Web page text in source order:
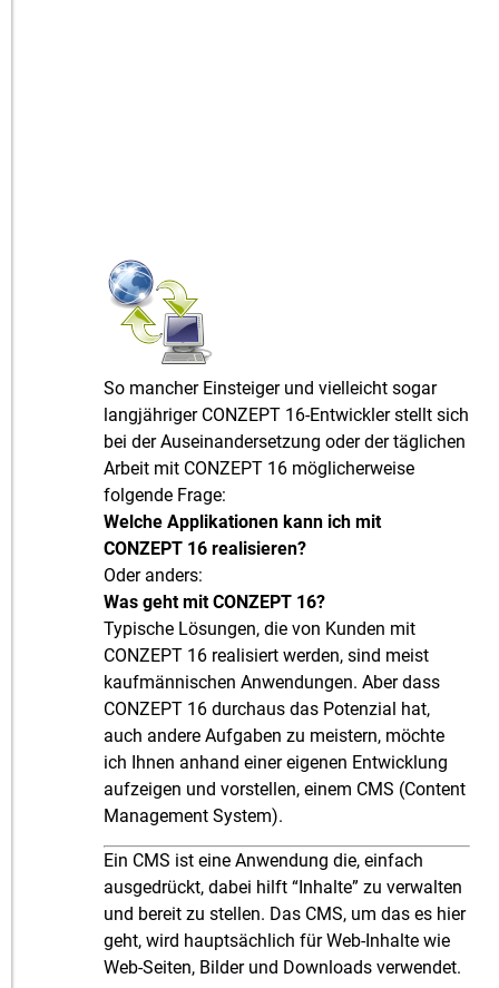
So mancher Einsteiger und vielleicht sogar
langjähriger CONZEPT 16-Entwickler stellt sich
bei der Auseinandersetzung oder der täglichen
Arbeit mit CONZEPT 16 möglicherweise
folgende Frage:
Welche Applikationen kann ich mit
CONZEPT 16 realisieren?
Oder anders:
Was geht mit CONZEPT 16?
Typische Lösungen, die von Kunden mit
CONZEPT 16 realisiert werden, sind meist
kaufmännischen Anwendungen. Aber dass
CONZEPT 16 durchaus das Potenzial hat,
auch andere Aufgaben zu meistern, möchte
ich Ihnen anhand einer eigenen Entwicklung
aufzeigen und vorstellen, einem CMS (Content
Management System).
Ein CMS ist eine Anwendung die, einfach
ausgedrückt, dabei hilft “Inhalte” zu verwalten
und bereit zu stellen. Das CMS, um das es hier
geht, wird hauptsächlich für Web-Inhalte wie
Web-Seiten, Bilder und Downloads verwendet.